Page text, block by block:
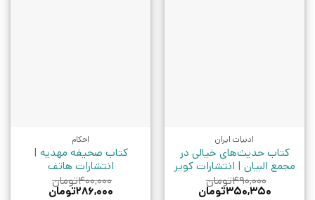
ادبیات ایران
کتاب حدیث‌های خیالی در
مجمع البیان | انتشارات کویر
۴۹۰,۰۰۰تومان
قیمت
۳۵۰,۳۵۰تومان
احکام
کتاب صحیفه مهدیه |
انتشارات هاتف
۴۰۰,۰۰۰تومان
قیمت
۲۸۶,۰۰۰تومان